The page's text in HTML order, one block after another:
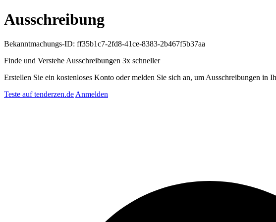
Ausschreibung
Bekanntmachungs-ID: ff35b1c7-2fd8-41ce-8383-2b467f5b37aa
Finde und Verstehe Ausschreibungen 3x schneller
Erstellen Sie ein kostenloses Konto oder melden Sie sich an, um Ausschreibungen in
Teste auf tenderzen.de Anmelden